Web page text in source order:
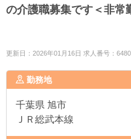
の介護職募集です＜非常
更新日：2026年01月16日 求人番号：
勤務地
千葉県 旭市
ＪＲ総武本線